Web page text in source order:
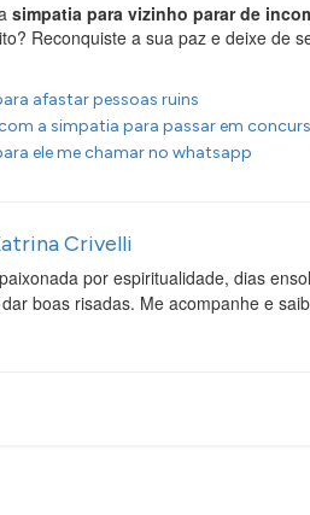
simpatia para vizinho parar de
Reconquiste a sua paz e deixe de
afastar pessoas ruins
a simpatia para passar em
ele me chamar no whatsapp
Crivelli
por espiritualidade, dias
boas risadas. Me acompanhe e